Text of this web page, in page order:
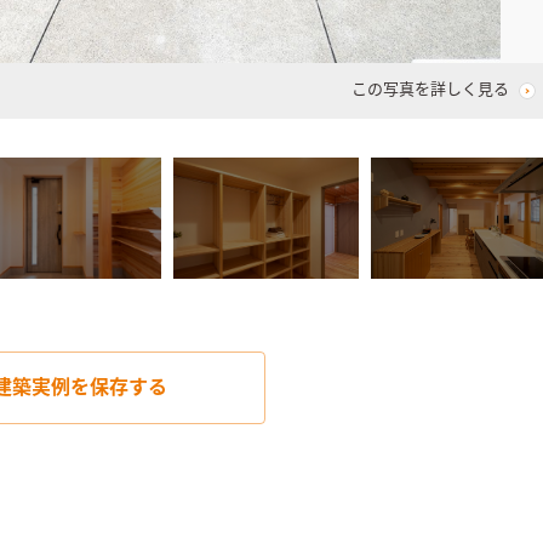
この写真を詳しく見る
築実例を保存する